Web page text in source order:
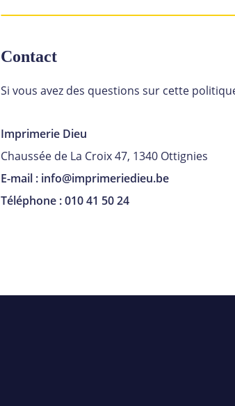
Contact
Si vous avez des questions sur cette
Imprimerie Dieu
Chaussée de La Croix 47, 1340 Ottignies
E-mail : info@imprimeriedieu.be
Téléphone :010 41 50 24